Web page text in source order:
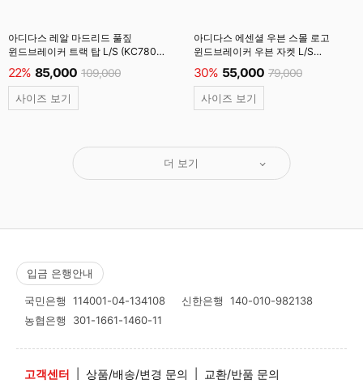
아디다스 레알 마드리드 풀짚
윈드브레이커 트랙 탑 L/S (KC7805)
검정
22% 85,000 109,000
사이즈 보기
아디다스 에센셜 우븐 스몰 로고
윈드브레이커 우븐 자켓 L/S
(KB6076) 원더카고
30% 55,000 79,000
사이즈 보기
더 보기
입금 은행안내
국민은행 114001-04-134108 신한은행 140-010-982138
농협은행 301-1661-1460-11
고객센터 상품/배송/변경 문의 교환/반품 문의